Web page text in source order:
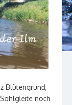
Blütengrund,
noch